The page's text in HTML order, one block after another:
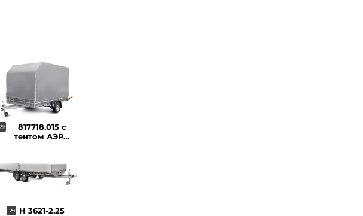
817718.015 с
тентом АЭРО
H 3621-2.25